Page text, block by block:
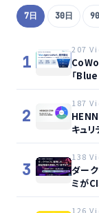
7日 30日
1
207
「
2
187
キュ
3
138
ダー
ミが
126